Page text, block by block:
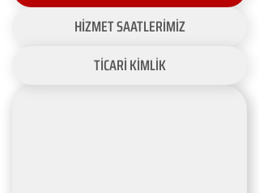
HİZMET SAATLERİMİZ
TİCARİ KİMLİK